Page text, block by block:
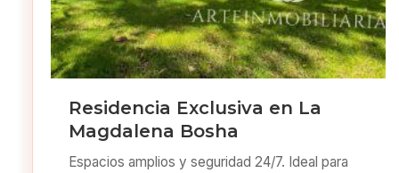
Residencia Exclusiva en La
Magdalena Bosha
Espacios amplios y seguridad 24/7. Ideal para